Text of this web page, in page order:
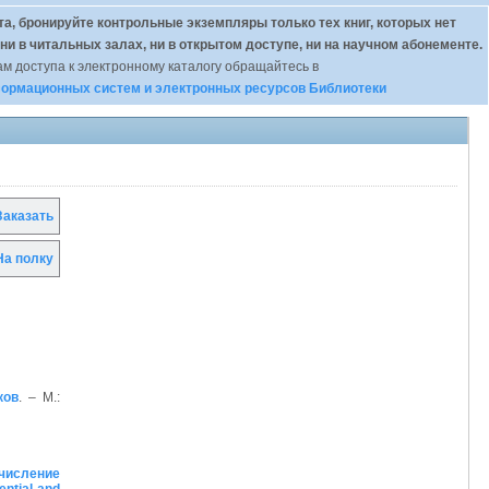
бронируйте контрольные экземпляры только тех книг, которых нет
в читальных залах, ни в открытом доступе, ни на научном абонементе.
доступа к электронному каталогу обращайтесь в
систем и электронных ресурсов Библиотеки
полку
. – М.: